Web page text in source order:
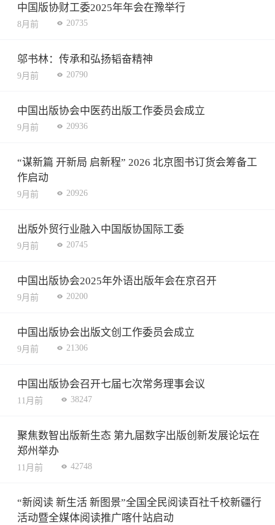
中国版协财工委2025年年会在豫举行
8月前 20735
邬书林：传承和弘扬韬奋精神
9月前 20790
中国出版协会中医药出版工作委员会成立
9月前 20936
“谋新篇 开新局 启新程” 2026 北京图书订货会筹备工
作启动
9月前 20926
出版外贸行业融入中国版协国际工委
9月前 20745
中国出版协会2025年外语出版年会在京召开
9月前 20200
中国出版协会出版文创工作委员会成立
9月前 21306
中国出版协会召开七届七次常务理事会议
11月前 38247
聚焦数智出版新生态 第九届数字出版创新发展论坛在
郑州举办
11月前 42748
“新阅读 新生活 新图景”全国全民阅读百社千校新疆行
活动暨全媒体阅读推广喀什站启动